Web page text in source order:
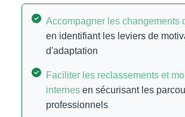
Accompagner les changements
en identifiant les leviers de
d'adaptation
Faciliter les reclassements et
internes en sécurisant les
professionnels